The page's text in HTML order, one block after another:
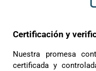
Certificación y
Nuestra promesa
certificada y